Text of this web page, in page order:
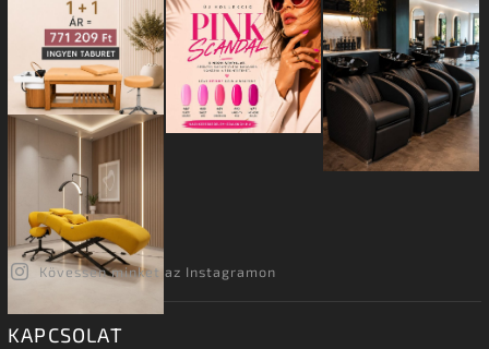
Kövessen minket az Instagramon
KAPCSOLAT